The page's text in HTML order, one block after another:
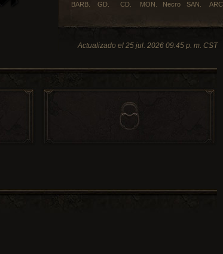
ARC.
BARB. CD.
GD. MON. Necro SAN.
Actualizado el 25 jul. 2026 09:45 p. m. CST